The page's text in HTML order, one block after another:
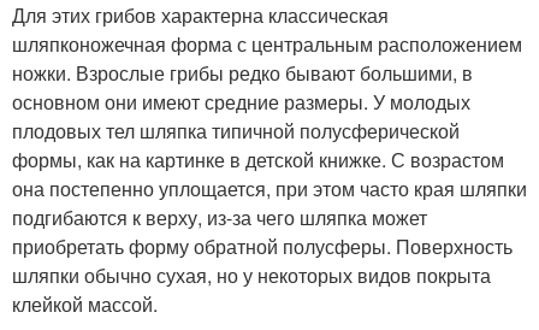
Для этих грибов характерна классическая
шляпконожечная форма с центральным расположением
ножки. Взрослые грибы редко бывают большими, в
основном они имеют средние размеры. У молодых
плодовых тел шляпка типичной полусферической
формы, как на картинке в детской книжке. С возрастом
она постепенно уплощается, при этом часто края шляпки
подгибаются к верху, из-за чего шляпка может
приобретать форму обратной полусферы. Поверхность
шляпки обычно сухая, но у некоторых видов покрыта
клейкой массой.